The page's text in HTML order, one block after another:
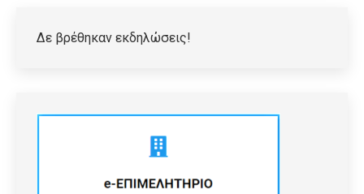
Δε βρέθηκαν εκδηλώσεις!